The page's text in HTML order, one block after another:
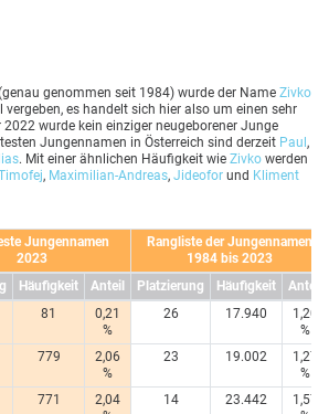
genommen seit 1984) wurde der Name Zivko
vergeben, es handelt sich hier also um einen sehr
wurde kein einziger neugeborener Junge
Jungennamen in Österreich sind derzeit Paul ,
. Mit einer ähnlichen Häufigkeit wie Zivko werden
, Maximilian-Andreas, Jideofor und Kliment
Jungennamen
2023
Rangliste der Jungennamen
1984 bis 2023
Häufigkeit Anteil Platzierung Häufigkeit
Anteil
81
0,21
%
26 17.940
1,20
%
779
2,06
%
23 19.002
1,27
%
771
2,04
14 23.442
1,57